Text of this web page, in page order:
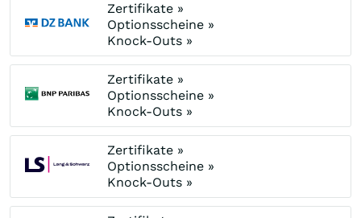
Zertifikate »
Optionsscheine »
Knock-Outs »
Zertifikate »
Optionsscheine »
Knock-Outs »
Zertifikate »
Optionsscheine »
Knock-Outs »